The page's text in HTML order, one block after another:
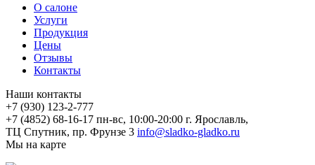
О салоне
Услуги
Продукция
Цены
Отзывы
Контакты
Наши контакты
+7 (930) 123-2-777
+7 (4852) 68-16-17 пн-вс, 10:00-20:00 г. Ярославль,
ТЦ Спутник, пр. Фрунзе 3 info@sladko-gladko.ru
Мы на карте